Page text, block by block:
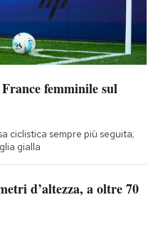
femminile sul
ciclistica sempre più seguita;
gialla
d’altezza, a oltre 70